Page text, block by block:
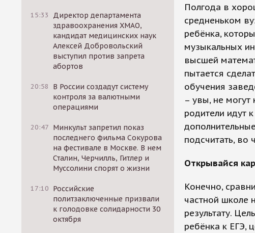
15:33
Директор департамента
здравоохранения ХМАО,
кандидат медицинских наук
Алексей Добровольский
выступил против запрета
абортов
20:58
В России создадут систему
контроля за валютными
операциями
20:47 Минкульт запретил показ
последнего фильма Сокурова
на фестивале в Москве. В нем
Сталин, Черчилль, Гитлер и
Муссолини спорят о жизни
17:10 Российские
политзаключенные призвали
к голодовке солидарности 30
октября
Полгода в
средненьком
ребёнка,
музыкальных
высшей
пытается
обучения
– увы, не могут
родители идут
подсчитать, во
Открывайся
Конечно,
частной школе
результату.
ребёнка к ЕГЭ,